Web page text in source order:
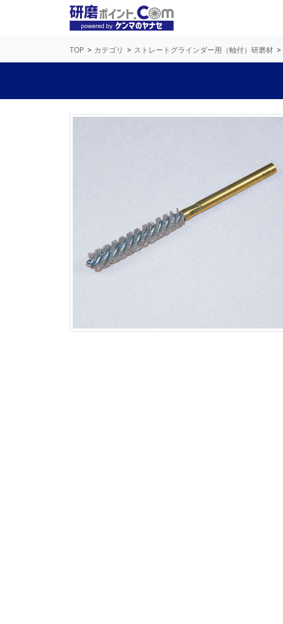
TOP カテゴリ ストレートグラインダー用（軸付）研磨材